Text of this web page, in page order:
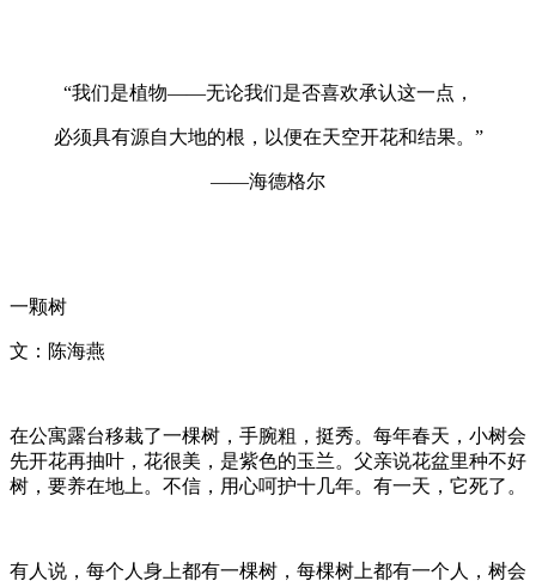
“我们是植物——无论我们是否喜欢承认这一点，
必须具有源自大地的根，以便在天空开花和结果。”
——海德格尔
一颗树
文：陈海燕
在公寓露台移栽了一棵树，手腕粗，挺秀。每年春天，小树会
先开花再抽叶，花很美，是紫色的玉兰。父亲说花盆里种不好
树，要养在地上。不信，用心呵护十几年。有一天，它死了。
有人说，每个人身上都有一棵树，每棵树上都有一个人，树会